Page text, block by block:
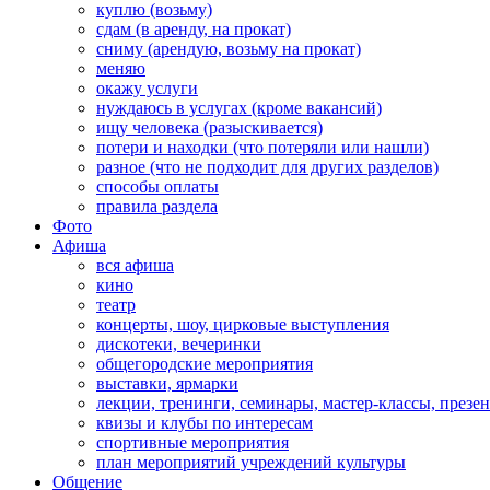
куплю (возьму)
сдам (в аренду, на прокат)
сниму (арендую, возьму на прокат)
меняю
окажу услуги
нуждаюсь в услугах (кроме вакансий)
ищу человека (разыскивается)
потери и находки (что потеряли или нашли)
разное (что не подходит для других разделов)
способы оплаты
правила раздела
Фото
Афиша
вся афиша
кино
театр
концерты, шоу, цирковые выступления
дискотеки, вечеринки
общегородские мероприятия
выставки, ярмарки
лекции, тренинги, семинары, мастер-классы,
квизы и клубы по интересам
спортивные мероприятия
план мероприятий учреждений культуры
Общение